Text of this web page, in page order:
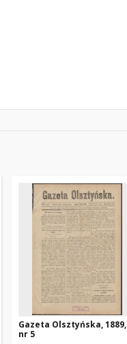
Gazeta Olsztyńska, 1889,
nr 5